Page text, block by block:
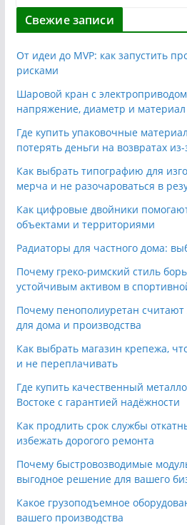
Свежие записи
От идеи до MVP: как запустить
рисками
Шаровой кран с
напряжение, диаметр и материал
Где купить упаковочные
потерять деньги на возвратах
Как выбрать типографию для
мерча и не разочароваться в
Как цифровые двойники
объектами и территориями
Радиаторы для частного дома:
Почему греко-римский стиль
устойчивым активом в
Почему пенополиуретан
для дома и производства
Как выбрать магазин крепежа,
и не переплачивать
Где купить качественный
Востоке с гарантией надёжности
Как продлить срок службы
избежать дорогого ремонта
Почему быстровозводимые
выгодное решение для вашего
Какое грузоподъемное
вашего производства